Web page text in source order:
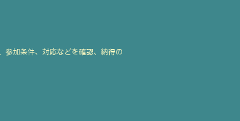
参加条件、対応などを確認、納得の